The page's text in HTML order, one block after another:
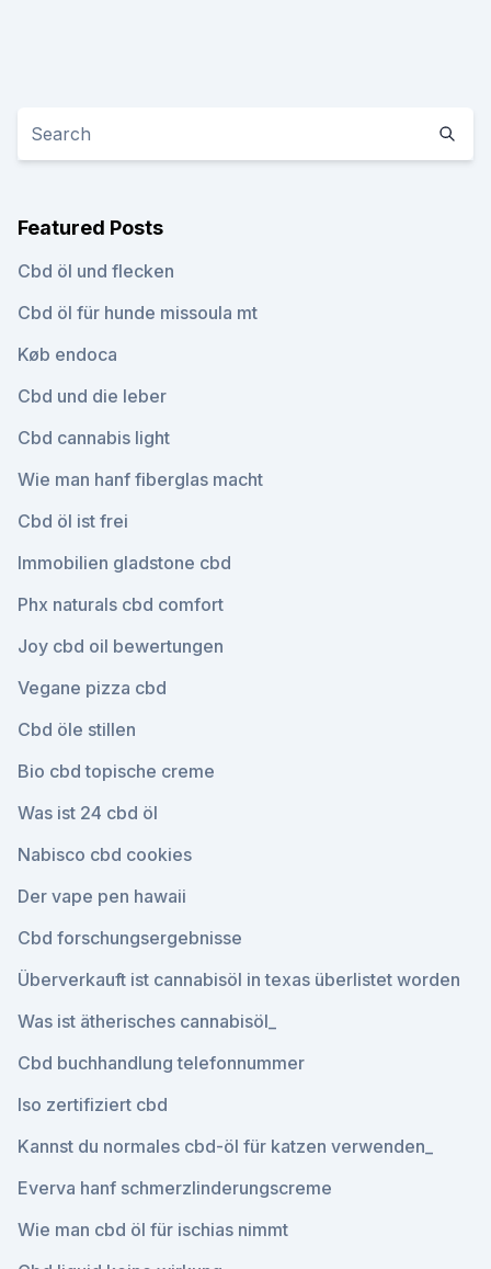
Featured Posts
Cbd öl und flecken
Cbd öl für hunde missoula mt
Køb endoca
Cbd und die leber
Cbd cannabis light
Wie man hanf fiberglas macht
Cbd öl ist frei
Immobilien gladstone cbd
Phx naturals cbd comfort
Joy cbd oil bewertungen
Vegane pizza cbd
Cbd öle stillen
Bio cbd topische creme
Was ist 24 cbd öl
Nabisco cbd cookies
Der vape pen hawaii
Cbd forschungsergebnisse
Überverkauft ist cannabisöl in texas überlistet worden
Was ist ätherisches cannabisöl_
Cbd buchhandlung telefonnummer
Iso zertifiziert cbd
Kannst du normales cbd-öl für katzen verwenden_
Everva hanf schmerzlinderungscreme
Wie man cbd öl für ischias nimmt